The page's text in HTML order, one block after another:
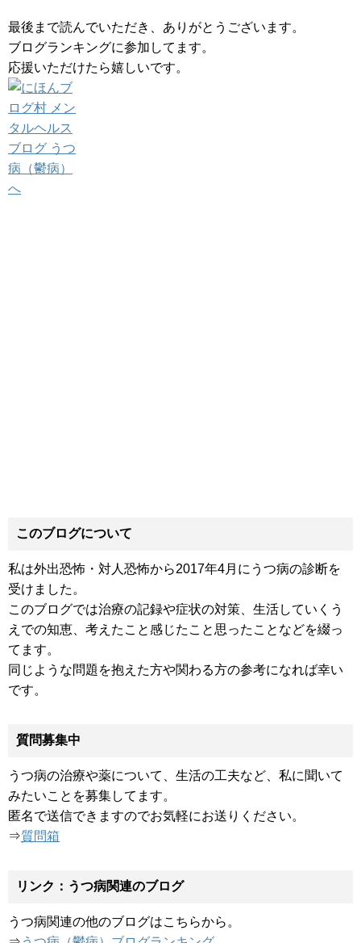
最後まで読んでいただき、ありがとうございます。
ブログランキングに参加してます。
応援いただけたら嬉しいです。
このブログについて
私は外出恐怖・対人恐怖から2017年4月にうつ病の診断を
受けました。
このブログでは治療の記録や症状の対策、生活していくう
えでの知恵、考えたこと感じたこと思ったことなどを綴っ
てます。
同じような問題を抱えた方や関わる方の参考になれば幸い
です。
質問募集中
うつ病の治療や薬について、生活の工夫など、私に聞いて
みたいことを募集してます。
匿名で送信できますのでお気軽にお送りください。
⇒質問箱
リンク：うつ病関連のブログ
うつ病関連の他のブログはこちらから。